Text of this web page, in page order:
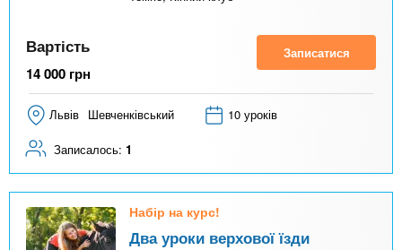
Вартість
14 000 грн
Записатися
Львів Шевченківський 10 уроків
Записалось: 1
Набір на курс!
Два уроки верхової їзди